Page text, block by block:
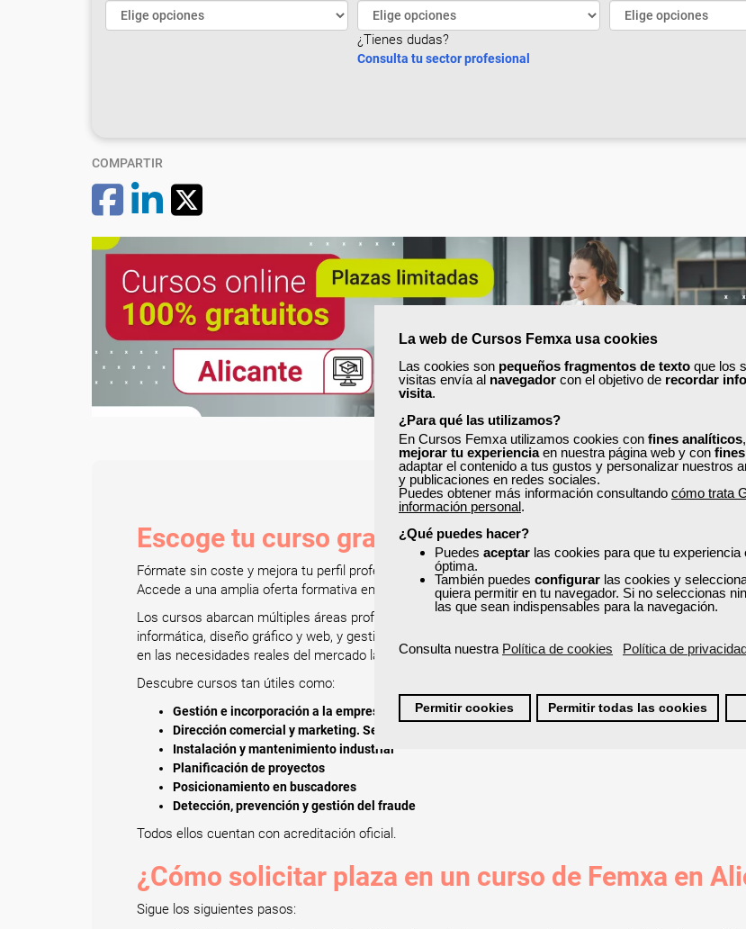
La web de Cursos Femxa usa cookies
Las cookies son pequeños fragmentos de texto que los
visitas envía al navegador con el objetivo de recordar
visita.
¿Para qué las utilizamos?
En Cursos Femxa utilizamos cookies con fines analíticos
mejorar tu experienciaen nuestra página web y con
adaptar el contenido a tus gustos y personalizar nuestros
y publicaciones en redes sociales.
Puedes obtener más información consultando cómo trata
información personal.
¿Qué puedes hacer?
Puedes aceptar las cookies para que tu experiencia
óptima.
También puedes configurar las cookies y
quiera permitir en tu navegador. Si no seleccionas
las que sean indispensables para la navegación.
Consulta nuestra Política de cookies Política de
Permitir cookies Permitir todas las cookies
¿Tienes dudas?
Consulta tu sector profesional
COMPARTIR
Escoge tu curso gratuito en Alicante
Fórmate sin coste y mejora tu perfil profesional con los cursos gratuitos subvencionados, disponibles
Accede a una amplia oferta formativa en sectores clave y elige la modalidad que mejor se adapte a ti:
Los cursos abarcan múltiples áreas profesionales: ofimática, marketing digital, idiomas, recursos
informática, diseño gráfico y web, y gestión empresarial, entre muchas otras. Todos los programas
en las necesidades reales del mercado laboral.
Descubre cursos tan útiles como:
Gestión e incorporación a la empresa agraria
Dirección comercial y marketing. Selección y formación de equipos
Instalación y mantenimiento industrial
Planificación de proyectos
Posicionamiento en buscadores
Detección, prevención y gestión del fraude
Todos ellos cuentan con acreditación oficial.
¿Cómo solicitar plaza en un curso de Femxa en
Sigue los siguientes pasos: